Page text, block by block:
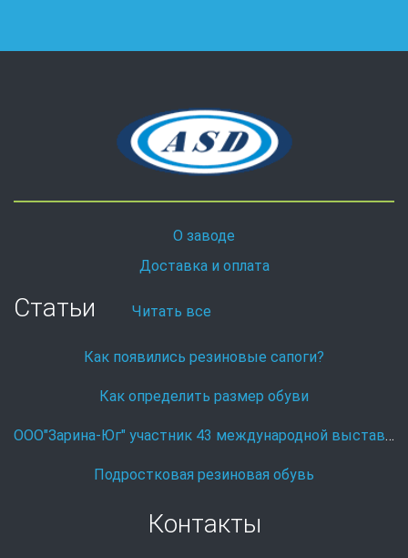
О заводе
Доставка и оплата
Статьи Читать все
Как появились резиновые сапоги?
Как определить размер обуви
ООО"Зарина-Юг" участник 43 международной выставке Охота и рыболовство на Руси.
Подростковая резиновая обувь
Контакты